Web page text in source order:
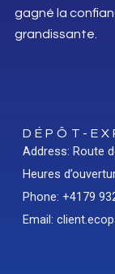
gagné la
grandissante.
DÉPÔT-
Address: Route
Heures
Phone: +4179
Email: